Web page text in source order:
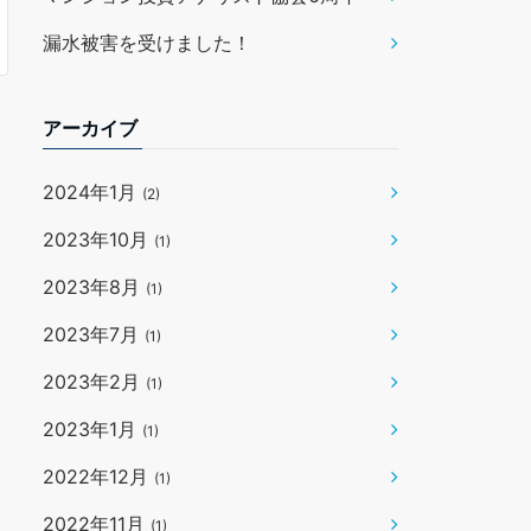
漏水被害を受けました！
アーカイブ
2024年1月 (2)
2023年10月 (1)
2023年8月 (1)
2023年7月 (1)
2023年2月 (1)
2023年1月 (1)
2022年12月 (1)
2022年11月 (1)